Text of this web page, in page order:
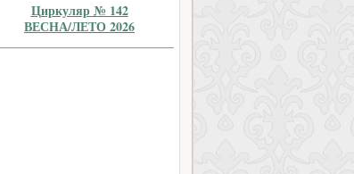
Циркуляр № 142
ВЕСНА/ЛЕТО 2026